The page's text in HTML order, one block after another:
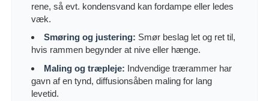
rene, så evt. kondensvand kan fordampe eller ledes
væk.
Smøring og justering: Smør beslag let og ret til,
hvis rammen begynder at nive eller hænge.
Maling og træpleje: Indvendige trærammer har
gavn af en tynd, diffusionsåben maling for lang
levetid.